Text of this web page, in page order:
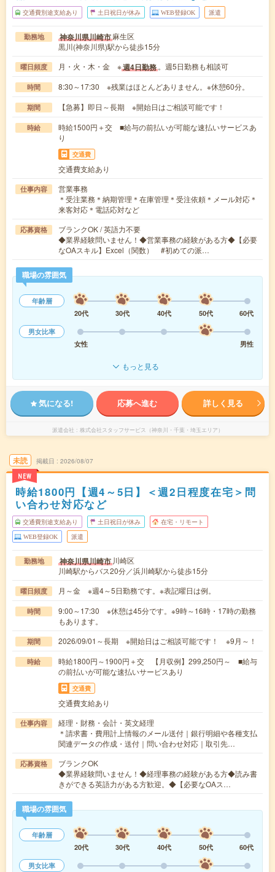
交通費別途支給あり 土日祝日が休み WEB登録OK 派遣
勤務地 神奈川県川崎市麻生区
黒川(神奈川県)駅から徒歩15分
曜日頻度 月・火・木・金 ※週4日勤務 。週5日勤務も相談可
時間 8:30～17:30 ※残業はほとんどありません。※休憩60分。
期間 【急募】即日～長期 ※開始日はご相談可能です！
時給
時給1500円＋交 ■給与の前払いが可能な速払いサービスあ
り
交通費
交通費支給あり
仕事内容
営業事務
＊受注業務＊納期管理＊在庫管理＊受注依頼＊メール対応＊
来客対応＊電話応対など
応募資格
ブランクOK / 英語力不要
◆業界経験問いません！◆営業事務の経験がある方◆【必要
なOAスキル】Excel（関数） #初めての派…
職場の雰囲気
年齢層
20代
30代 40代 50代
60代
男女比率
女性
男性
もっと見る
気になる! 応募へ進む 詳しく見る
派遣会社 株式会社スタッフサービス（神奈川・千葉・埼玉エリア）
未読
NEW
掲載日 2026/08/07
時給1800円【週4～5日】＜週2日程度在宅＞問
い合わせ対応など
交通費別途支給あり 土日祝日が休み 在宅・リモート
WEB登録OK 派遣
勤務地 神奈川県川崎市 川崎区
川崎駅からバス20分／浜川崎駅から徒歩15分
曜日頻度 月～金 ※週4～5日勤務です。※表記曜日は例。
時間
9:00～17:30 ※休憩は45分です。※9時～16時・17時の勤務
もあります。
期間 2026/09/01～長期 ※開始日はご相談可能です！ ※9月～！
時給
時給1800円～1900円＋交 【月収例】299,250円～ ■給与
の前払いが可能な速払いサービスあり
交通費
交通費支給あり
仕事内容
経理・財務・会計・英文経理
＊請求書・費用計上情報のメール送付｜銀行明細や各種支払
関連データの作成・送付｜問い合わせ対応｜取引先…
応募資格
ブランクOK
◆業界経験問いません！◆経理事務の経験がある方◆読み書
きができる英語力がある方歓迎。◆【必要なOAス…
職場の雰囲気
年齢層
20代
30代 40代 50代
60代
男女比率